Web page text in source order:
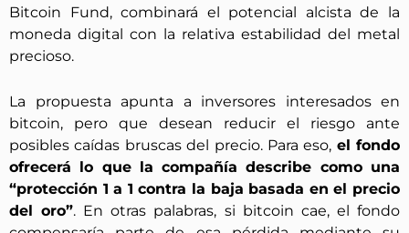
Bitcoin Fund, combinará el potencial alcista de la
moneda digital con la relativa estabilidad del metal
precioso.
La propuesta apunta a inversores interesados en
bitcoin, pero que desean reducir el riesgo ante
posibles caídas bruscas del precio. Para eso, el fondo
ofrecerá lo que la compañía describe como una
“protección 1 a 1 contra la baja basada en el precio
del oro”. En otras palabras, si bitcoin cae, el fondo